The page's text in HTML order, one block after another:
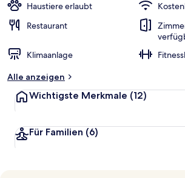
Haustiere erlaubt
Restaurant
Klimaanlage
Alle anzeigen
Wichtigste Merkmale (12)
Für Familien (6)